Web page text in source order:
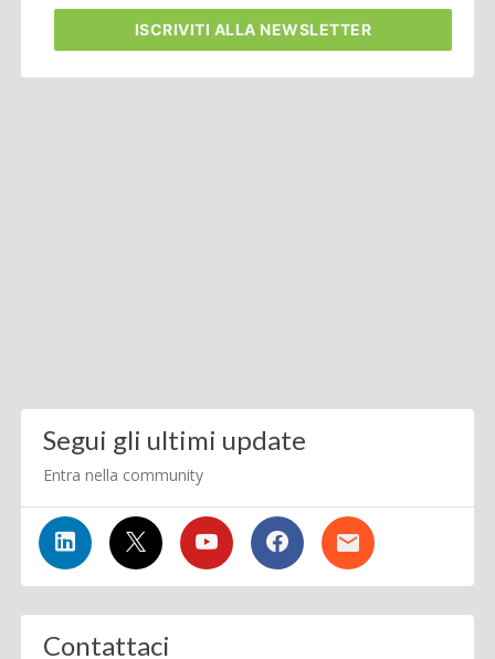
ISCRIVITI ALLA NEWSLETTER
Segui gli ultimi update
Entra nella community
Contattaci